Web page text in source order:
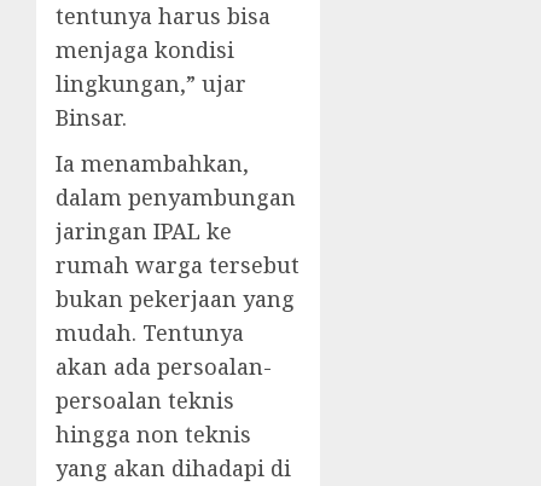
tentunya harus bisa
menjaga kondisi
lingkungan,” ujar
Binsar.
Ia menambahkan,
dalam penyambungan
jaringan IPAL ke
rumah warga tersebut
bukan pekerjaan yang
mudah. Tentunya
akan ada persoalan-
persoalan teknis
hingga non teknis
yang akan dihadapi di